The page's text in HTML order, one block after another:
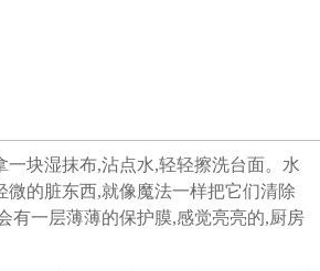
一块湿抹布,沾点水,轻轻擦洗台面。水
微的脏东西,就像魔法一样把它们清除
有一层薄薄的保护膜,感觉亮亮的,厨房